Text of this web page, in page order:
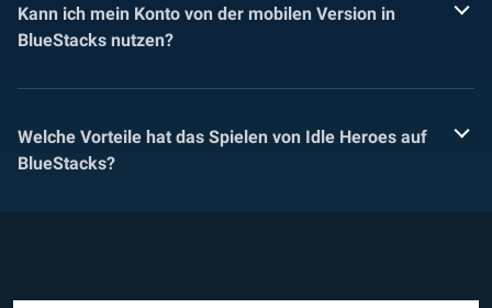
Kann ich mein Konto von der mobilen Version in
BlueStacks nutzen?
Welche Vorteile hat das Spielen von Idle Heroes auf
BlueStacks?